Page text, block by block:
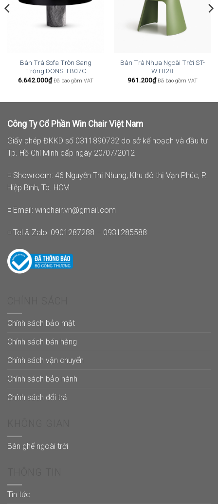
Bàn Trà Sofa Tròn Sang
Trọng DONS-TB07C
6.642.000₫ Đã bao gồm VAT
Bàn Trà Nhựa Ngoài Trời ST-
WT028
961.200₫ Đã bao gồm VAT
Công Ty Cổ Phần Win Chair Việt Nam
Giấy phép ĐKKD số 0311890732 do sở kế hoạch và đầu tư
Tp. Hồ Chí Minh cấp ngày 20/07/2012
◽ Showroom: 46 Nguyễn Thị Nhung, Khu đô thị Vạn Phúc, P.
Hiệp Bình, Tp. HCM
◽ Email: winchair.vn@gmail.com
◽ Tel & Zalo: 0901287288 – 0931285588
Chính sách bảo mật
Chính sách bán hàng
Chính sách vận chuyển
Chính sách bảo hành
Chính sách đổi trả
Bàn ghế ngoài trời
Tin tức